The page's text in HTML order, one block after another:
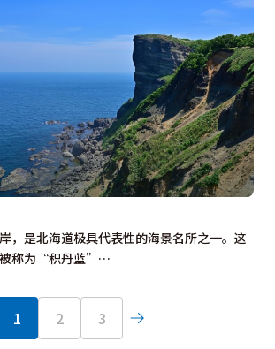
，是北海道极具代表性的海景名所之一。这
被称为“积丹蓝”…
1 2 3